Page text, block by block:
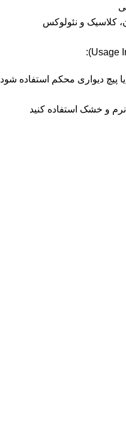
کلاسیک و نئولوکس
پیچ دیواری محکم استفاده شود
و خشک استفاده کنید